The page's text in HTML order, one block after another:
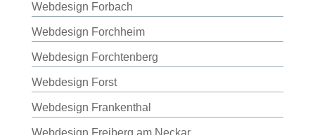
Webdesign Forbach
Webdesign Forchheim
Webdesign Forchtenberg
Webdesign Forst
Webdesign Frankenthal
Webdesign Freiberg am Neckar